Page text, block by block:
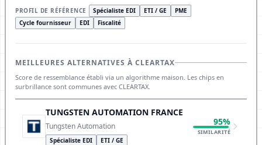
PROFIL DE RÉFÉRENCE Spécialiste EDI ETI / GE
PME
Cycle fournisseur
EDI Fiscalité
MEILLEURES ALTERNATIVES À CLEARTAX
Score de ressemblance établi via un algorithme maison. Les chips en
surbrillance sont communes avec CLEARTAX.
TUNGSTEN AUTOMATION FRANCE
Tungsten Automation
Spécialiste EDI ETI / GE
95%
SIMILARITÉ